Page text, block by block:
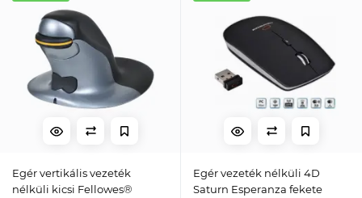
Egér vertikális vezeték
nélküli kicsi Fellowes®
Egér vezeték nélküli 4D
Saturn Esperanza fekete